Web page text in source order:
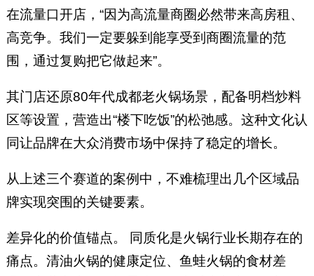
在流量口开店，“因为高流量商圈必然带来高房租、
高竞争。我们一定要躲到能享受到商圈流量的范
围，通过复购把它做起来”。
其门店还原80年代成都老火锅场景，配备明档炒料
区等设置，营造出“楼下吃饭”的松弛感。这种文化认
同让品牌在大众消费市场中保持了稳定的增长。
从上述三个赛道的案例中，不难梳理出几个区域品
牌实现突围的关键要素。
差异化的价值锚点。 同质化是火锅行业长期存在的
痛点。清油火锅的健康定位、鱼蛙火锅的食材差